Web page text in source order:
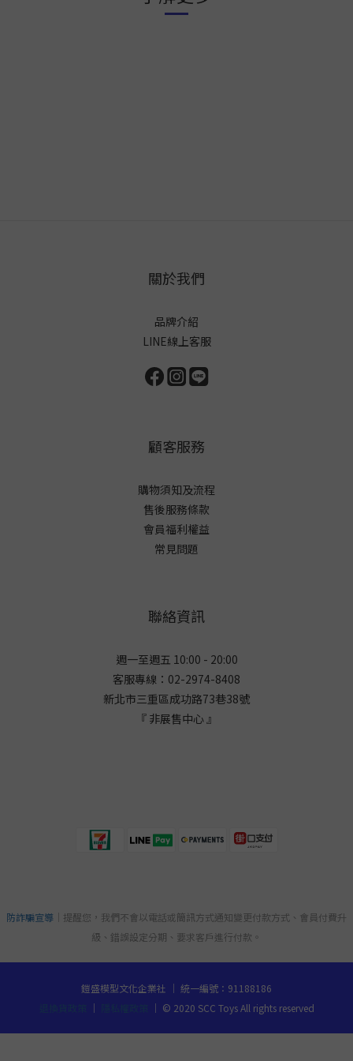
關於我們
品牌介紹
LINE線上客服
顧客服務
購物須知及流程
售後服務條款
會員福利權益
常見問題
聯絡資訊
週一至週五 10:00 - 20:00
客服專線：02-2974-8408
新北市三重區成功路73巷38號
『 非展售中心 』
防詐騙宣導 ｜提醒您，我們不會以電話或簡訊方式通知變更付款方式、會員付費升
級、錯誤設定分期、要求客戶進行付款。
鎧盛模型文化企業社 ｜ 統一編號：91188186
｜ ｜ © 2020 SCC Toys All rights reserved